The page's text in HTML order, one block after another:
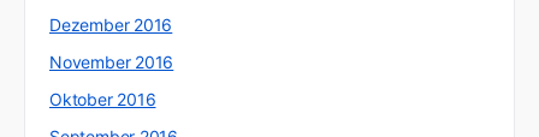
Dezember 2016
November 2016
Oktober 2016